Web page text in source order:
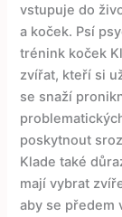
vstupuje do
a koček. Psí
trénink koček
zvířat, kteří si
se snaží
poskytnout
Klade také
mají vybrat
aby se předem